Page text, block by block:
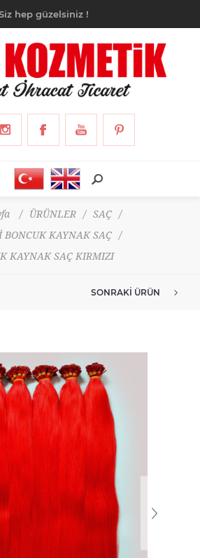
hep güzelsiniz !
/ ÜRÜNLER / SAÇ
/
BONCUK KAYNAK SAÇ
/
KAYNAK SAÇ KIRMIZI
SONRAKI ÜRÜN